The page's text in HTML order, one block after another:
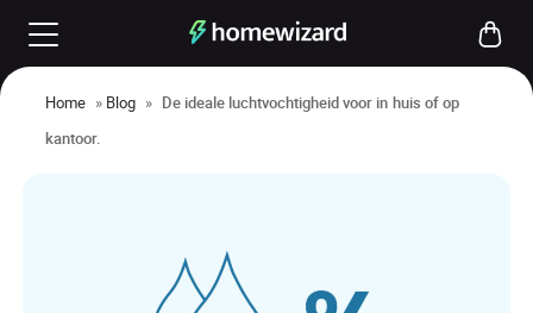
Home » Blog » De ideale luchtvochtigheid voor in huis of op
kantoor.